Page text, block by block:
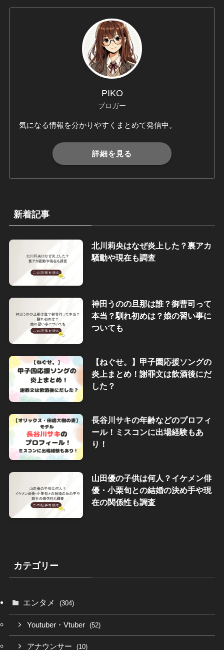
PIKO
ブロガー
気になる情報を分かりやすくまとめて発信中。
詳細を見る
新着記事
北川莉央はなぜ炎上した？裏アカ
騒動や現在も調査
神田うのの旦那は誰？御曹司って
本当？馴れ初めは？娘の習い事に
ついても
【ねぐせ。】甲子園応援ソングの
炎上まとめ！謝罪文は飲酒後にだ
した？
長谷川サキの年齢などのプロフィ
ール！ミスコンに出場経験もあ
り！
山田優の子供は何人？イケメン俳
優・小栗旬との結婚の決め手や現
在の関係性も調査
カテゴリー
エンタメ (304)
Youtuber・Vtuber (52)
アナウンサー (10)